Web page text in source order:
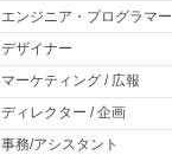
エンジニア・プログラマー
デザイナー
マーケティング / 広報
ディレクター / 企画
事務/アシスタント